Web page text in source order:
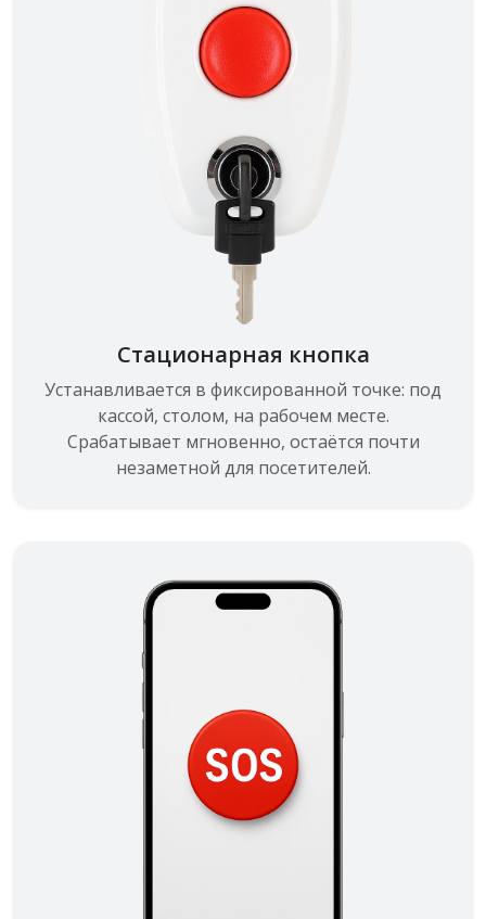
Стационарная кнопка
Устанавливается в фиксированной точке: под
кассой, столом, на рабочем месте.
Срабатывает мгновенно, остаётся почти
незаметной для посетителей.